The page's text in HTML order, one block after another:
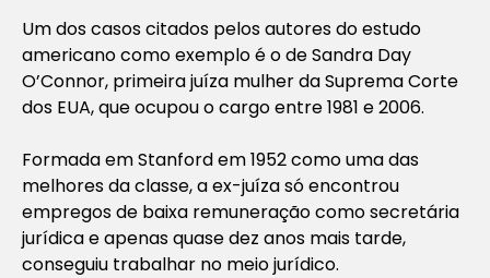
Um dos casos citados pelos autores do estudo
americano como exemplo é o de Sandra Day
O’Connor, primeira juíza mulher da Suprema Corte
dos EUA, que ocupou o cargo entre 1981 e 2006.
Formada em Stanford em 1952 como uma das
melhores da classe, a ex-juíza só encontrou
empregos de baixa remuneração como secretária
jurídica e apenas quase dez anos mais tarde,
conseguiu trabalhar no meio jurídico.